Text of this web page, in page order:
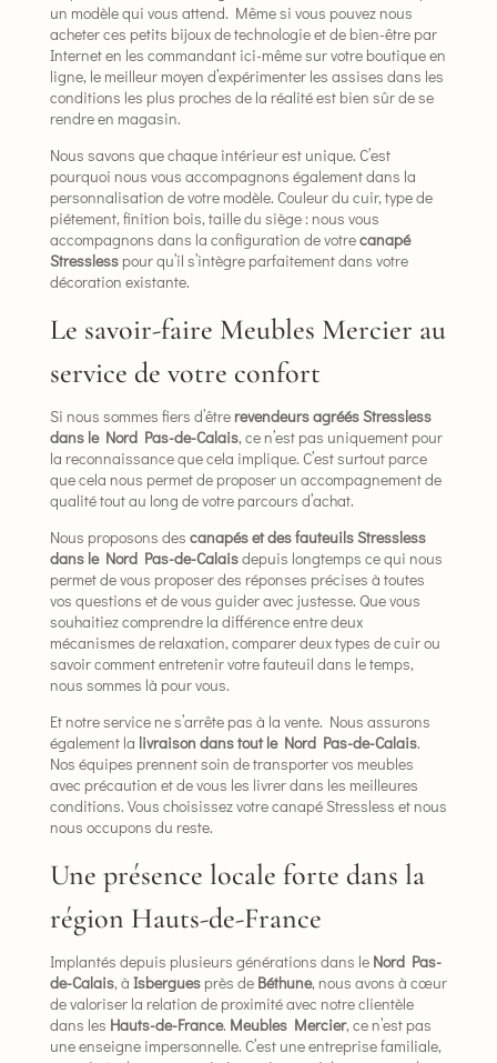
un modèle qui vous attend. Même si vous pouvez nous
acheter ces petits bijoux de technologie et de bien-être par
Internet en les commandant ici-même sur votre boutique en
ligne, le meilleur moyen d’expérimenter les assises dans les
conditions les plus proches de la réalité est bien sûr de se
rendre en magasin.
Nous savons que chaque intérieur est unique. C’est
pourquoi nous vous accompagnons également dans la
personnalisation de votre modèle. Couleur du cuir, type de
piétement, finition bois, taille du siège : nous vous
accompagnons dans la configuration de votrecanapé
Stresslesspour qu’il s’intègre parfaitement dans votre
décoration existante.
Le savoir-faire Meubles Mercier au
service de votre confort
Si nous sommes fiers d’être revendeurs agréés Stressless
dans le Nord Pas-de-Calais, ce n’est pas uniquement pour
la reconnaissance que cela implique. C’est surtout parce
que cela nous permet de proposer un accompagnement de
qualité tout au long de votre parcours d’achat.
Nous proposons des canapés et des fauteuils Stressless
dans le Nord Pas-de-Calaisdepuis longtemps ce qui nous
permet de vous proposer des réponses précises à toutes
vos questions et de vous guider avec justesse. Que vous
souhaitiez comprendre la différence entre deux
mécanismes de relaxation, comparer deux types de cuir ou
savoir comment entretenir votre fauteuil dans le temps,
nous sommes là pour vous.
Et notre service ne s’arrête pas à la vente. Nous assurons
également la livraison dans tout le Nord Pas-de-Calais.
Nos équipes prennent soin de transporter vos meubles
avec précaution et de vous les livrer dans les meilleures
conditions. Vous choisissez votre canapé Stressless et nous
nous occupons du reste.
Une présence locale forte dans la
région Hauts-de-France
Implantés depuis plusieurs générations dans le Nord Pas-
de-Calais, à Isberguesprès de Béthune, nous avons à cœur
de valoriser la relation de proximité avec notre clientèle
dans les Hauts-de-France. Meubles Mercier, ce n’est pas
une enseigne impersonnelle. C’est une entreprise familiale,